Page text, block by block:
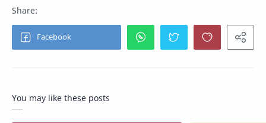
You may like these posts